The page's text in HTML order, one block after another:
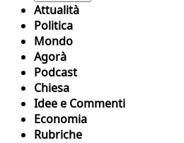
Attualità
Politica
Mondo
Agorà
Podcast
Chiesa
Idee e Commenti
Economia
Rubriche